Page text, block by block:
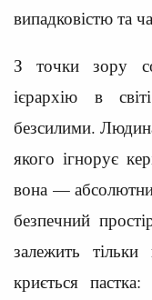
випадковістю та
З точки зору
ієрархію в
безсилими.
якого ігнорує
вона —
безпечний
залежить тільки
криється